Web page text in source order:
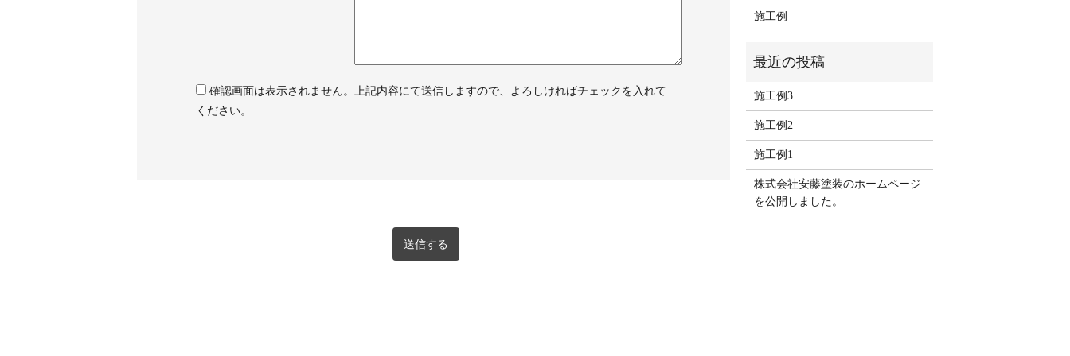
確認画面は表示されません。上記内容にて送信しますので、よろしければチェックを入れて
ください。
施工例
施工例3
施工例2
施工例1
株式会社安藤塗装のホームページ
を公開しました。